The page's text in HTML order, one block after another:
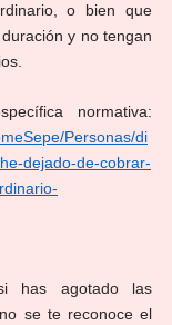
o bien que
y no tengan
Personas/di
dejado-de-cobrar-
has agotado las
se te reconoce el